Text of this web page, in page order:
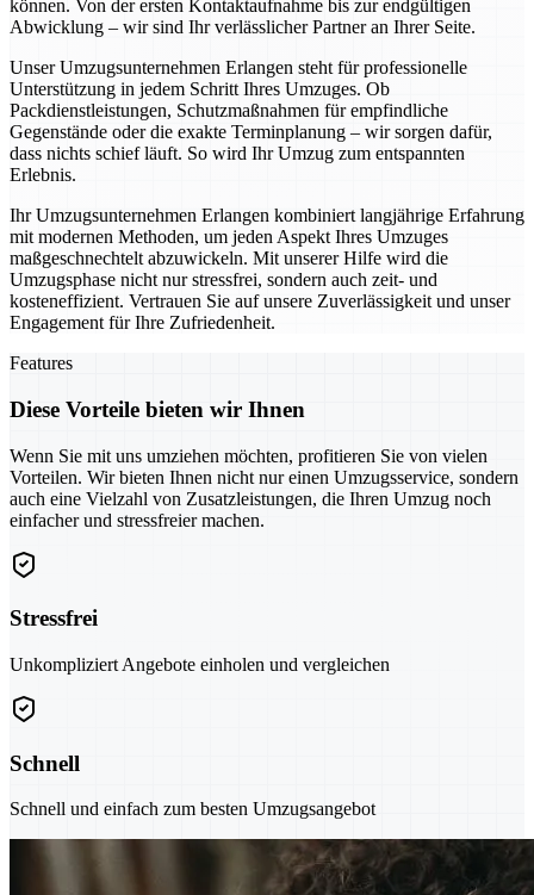
können. Von der ersten Kontaktaufnahme bis zur endgültigen
Abwicklung – wir sind Ihr verlässlicher Partner an Ihrer Seite.
Unser Umzugsunternehmen Erlangen steht für professionelle
Unterstützung in jedem Schritt Ihres Umzuges. Ob
Packdienstleistungen, Schutzmaßnahmen für empfindliche
Gegenstände oder die exakte Terminplanung – wir sorgen dafür,
dass nichts schief läuft. So wird Ihr Umzug zum entspannten
Erlebnis.
Ihr Umzugsunternehmen Erlangen kombiniert langjährige Erfahrung
mit modernen Methoden, um jeden Aspekt Ihres Umzuges
maßgeschnechtelt abzuwickeln. Mit unserer Hilfe wird die
Umzugsphase nicht nur stressfrei, sondern auch zeit- und
kosteneffizient. Vertrauen Sie auf unsere Zuverlässigkeit und unser
Engagement für Ihre Zufriedenheit.
Features
Diese Vorteile bieten wir Ihnen
Wenn Sie mit uns umziehen möchten, profitieren Sie von vielen
Vorteilen. Wir bieten Ihnen nicht nur einen Umzugsservice, sondern
auch eine Vielzahl von Zusatzleistungen, die Ihren Umzug noch
einfacher und stressfreier machen.
Stressfrei
Unkompliziert Angebote einholen und vergleichen
Schnell
Schnell und einfach zum besten Umzugsangebot